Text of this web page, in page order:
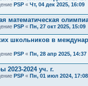
PSP « Чт, 04 дек 2025, 16:09
математическая
PSP « Пн, 27 окт 2025, 15:09
школьников в
PSP « Пн, 28 апр 2025, 14:37
2023-2024 уч. г.
PSP « Пн, 01 июл 2024, 17:08